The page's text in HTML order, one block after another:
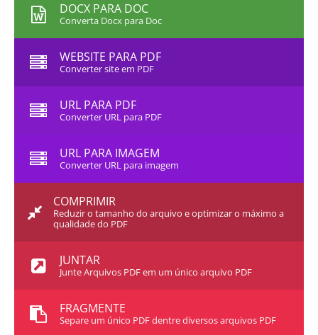
DOCX PARA DOC
Converta Docx para Doc
WEBSITE PARA PDF
Converter site em PDF
URL PARA PDF
Converter URL para PDF
URL PARA IMAGEM
Converter URL para imagem
COMPRIMIR
Reduzir o tamanho do arquivo e optimizar o máximo a
qualidade do PDF
JUNTAR
Junte Arquivos PDF em um único arquivo PDF
FRAGMENTE
Separe um único PDF dentre diversos arquivos PDF